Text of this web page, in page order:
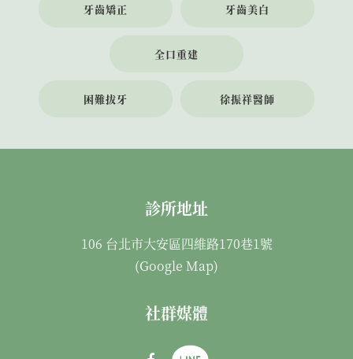
牙齒矯正 牙齒美白
全口重建
困難拔牙 徐振祥醫師
診所地址
106 台北市大安區四維路170巷1號
(Google Map)
社群媒體